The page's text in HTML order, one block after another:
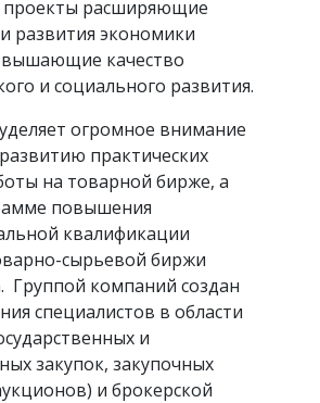
проекты расширяющие
развития экономики
качество
и социального развития.
огромное внимание
практических
на товарной бирже, а
повышения
квалификации
сырьевой биржи
Группой компаний создан
специалистов в области
и
закупок, закупочных
и брокерской